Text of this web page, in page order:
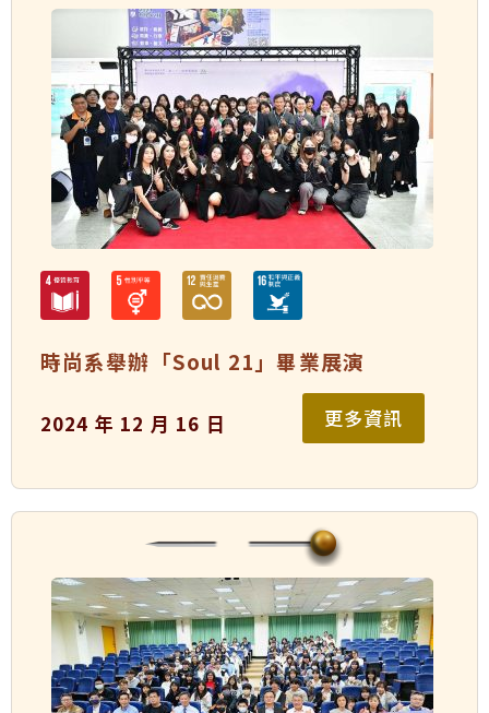
時尚系舉辦「Soul 21」畢業展演
2024 年 12 月 16 日 更多資訊